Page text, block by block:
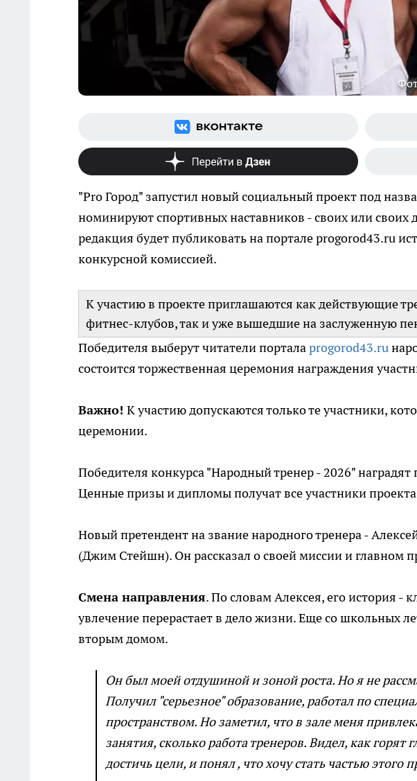
"Pro Город" запустил новый социальный проект под
номинируют спортивных наставников - своих или своих
редакция будет публиковать на портале progorod43.ru
конкурсной комиссией.
К участию в проекте приглашаются как действующие
фитнес-клубов, так и уже вышедшие на заслуженную
Победителя выберут читатели порталаprogorod43.ru
состоится торжественная церемония награждения
Важно! К участию допускаются только те участники,
церемонии.
Победителя конкурса "Народный тренер - 2026"
Ценные призы и дипломы получат все участники
Новый претендент на звание народного тренера -
(Джим Стейшн). Он рассказал о своей миссии и главном
Смена направления. По словам Алексея, его история -
увлечение перерастает в дело жизни. Еще со школьных
вторым домом.
Он был моей отдушиной и зоной роста. Но я не
Получил "серьезное" образование, работал по
пространством. Но заметил, что в зале меня
занятия, сколько работа тренеров. Видел, как горят
достичь цели, и понял , что хочу стать частью этого